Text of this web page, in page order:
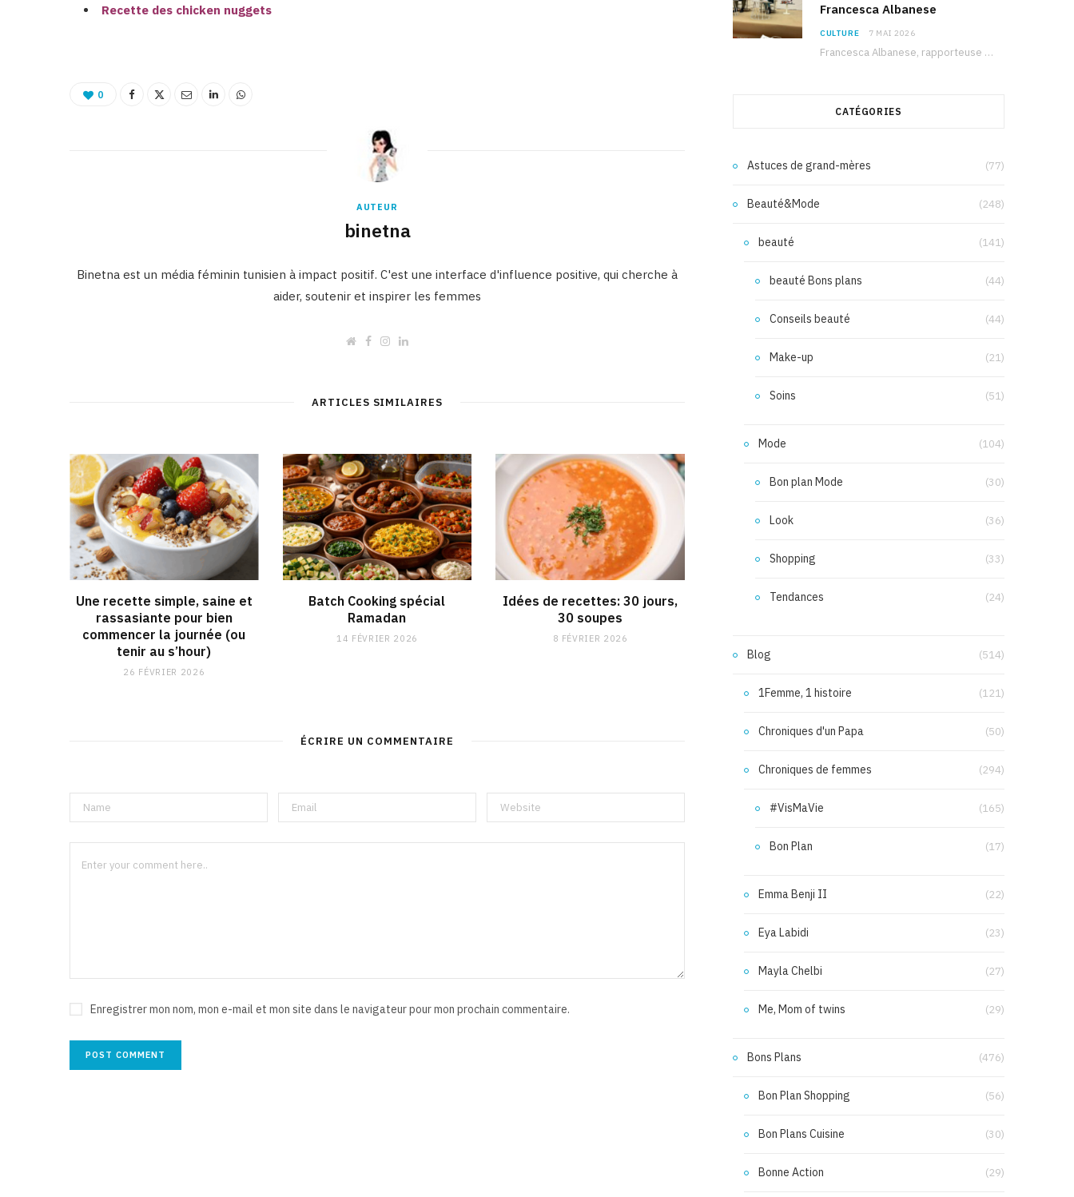
Recette des chicken nuggets
0
AUTEUR
binetna
Binetna est un média féminin tunisien à impact positif. C'est une interface d'influence positive, qui cherche à
aider, soutenir et inspirer les femmes
W
t
e
F
o
o
I
g
r
L
d
I
ARTICLES SIMILAIRES
Une recette simple, saine et
rassasiante pour bien
commencer la journée (ou
tenir au s’hour)
26 FÉVRIER 2026
Batch Cooking spécial
Ramadan
14 FÉVRIER 2026
Idées de recettes: 30 jours,
30 soupes
8 FÉVRIER 2026
ÉCRIRE UN COMMENTAIRE
Enregistrer mon nom, mon e-mail et mon site dans le navigateur pour mon prochain commentaire.
Francesca Albanese
CULTURE 7 MAI 2026
Francesca Albanese, rapporteuse spéciale de l’ONU sur les territoires palestiniens occupés, était à Tunis pour…
CATÉGORIES
Astuces de grand-mères (77)
Beauté&Mode (248)
beauté (141)
beauté Bons plans (44)
Conseils beauté (44)
Make-up (21)
Soins (51)
Mode (104)
Bon plan Mode (30)
Look (36)
Shopping (33)
Tendances (24)
Blog (514)
1Femme, 1 histoire (121)
Chroniques d'un Papa (50)
Chroniques de femmes (294)
#VisMaVie (165)
Bon Plan (17)
Emma Benji II (22)
Eya Labidi (23)
Mayla Chelbi (27)
Me, Mom of twins (29)
Bons Plans (476)
Bon Plan Shopping (56)
Bon Plans Cuisine (30)
Bonne Action (29)